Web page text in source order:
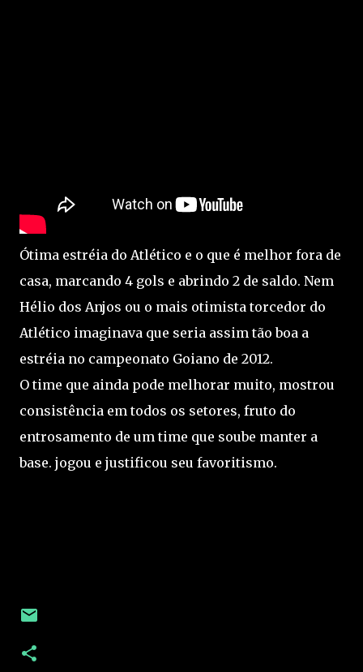
Ótima estréia do Atlético e o que é melhor fora de
casa, marcando 4 gols e abrindo 2 de saldo. Nem
Hélio dos Anjos ou o mais otimista torcedor do
Atlético imaginava que seria assim tão boa a
estréia no campeonato Goiano de 2012.
O time que ainda pode melhorar muito, mostrou
consistência em todos os setores, fruto do
entrosamento de um time que soube manter a
base. jogou e justificou seu favoritismo.